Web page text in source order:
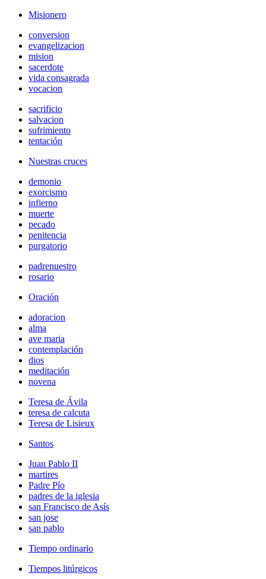
Misionero
conversion
evangelizacion
mision
sacerdote
vida consagrada
vocacion
sacrificio
salvacion
sufrimiento
tentación
Nuestras cruces
demonio
exorcismo
infierno
muerte
pecado
penitencia
purgatorio
padrenuestro
rosario
Oración
adoracion
alma
ave maria
contemplación
dios
meditación
novena
Teresa de Ávila
teresa de calcuta
Teresa de Lisieux
Santos
Juan Pablo II
martires
Padre Pío
padres de la iglesia
san Francisco de Asís
san jose
san pablo
Tiempo ordinario
Tiempos litúrgicos